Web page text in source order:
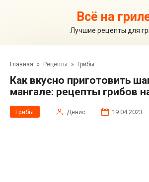
Всё на
Лучшие рецепты для
Главная » Рецепты » Грибы
Как вкусно приготовить шампиньоны на
мангале: рецепты грибов
Грибы Денис 19.04.2023